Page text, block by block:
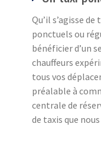
Qu’il s’agisse
ponctuels ou
bénéficier d’un
chauffeurs
tous vos
préalable à
centrale de
de taxis que